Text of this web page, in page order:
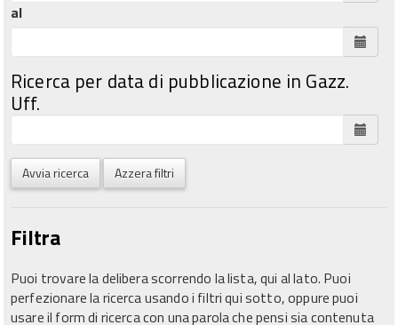
al
Ricerca per data di pubblicazione in Gazz.
Uff.
Avvia ricerca Azzera filtri
Filtra
Puoi trovare la delibera scorrendo la lista, qui al lato. Puoi
perfezionare la ricerca usando i filtri qui sotto, oppure puoi
usare il form di ricerca con una parola che pensi sia contenuta